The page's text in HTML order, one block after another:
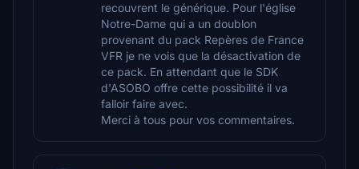
recouvrent le générique. Pour l'église
Notre-Dame qui a un doublon
provenant du pack Repères de France
VFR je ne vois que la désactivation de
ce pack. En attendant que le SDK
d'ASOBO offre cette possibilité il va
falloir faire avec.
Merci à tous pour vos commentaires.